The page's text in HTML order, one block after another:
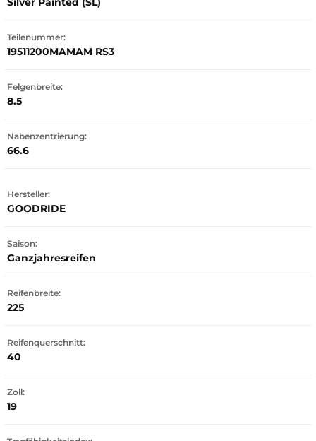
Teilenummer:
19511200MAMAM RS3
Felgenbreite:
8.5
Nabenzentrierung:
66.6
Hersteller:
GOODRIDE
Saison:
Ganzjahresreifen
Reifenbreite:
225
Reifenquerschnitt:
40
Zoll:
19